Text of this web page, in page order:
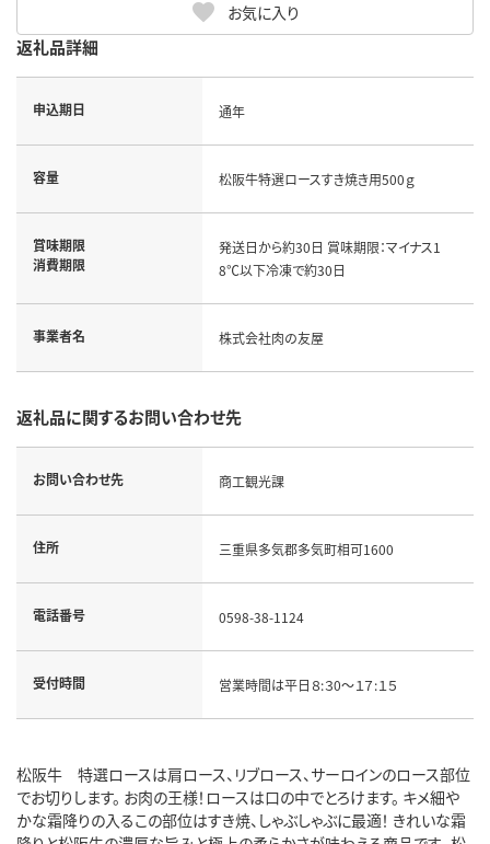
お気に入り
返礼品詳細
申込期日 通年
容量 松阪牛特選ロースすき焼き用500ｇ
賞味期限
消費期限
発送日から約30日 賞味期限：マイナス1
8℃以下冷凍で約30日
事業者名 株式会社肉の友屋
返礼品に関するお問い合わせ先
お問い合わせ先 商工観光課
住所 三重県多気郡多気町相可1600
電話番号 0598-38-1124
受付時間 営業時間は平日８:３0～１７:１５
松阪牛 特選ロースは肩ロース、リブロース、サーロインのロース部位
でお切りします。 お肉の王様！ロースは口の中でとろけます。 キメ細や
かな霜降りの入るこの部位はすき焼、しゃぶしゃぶに最適！ きれいな霜